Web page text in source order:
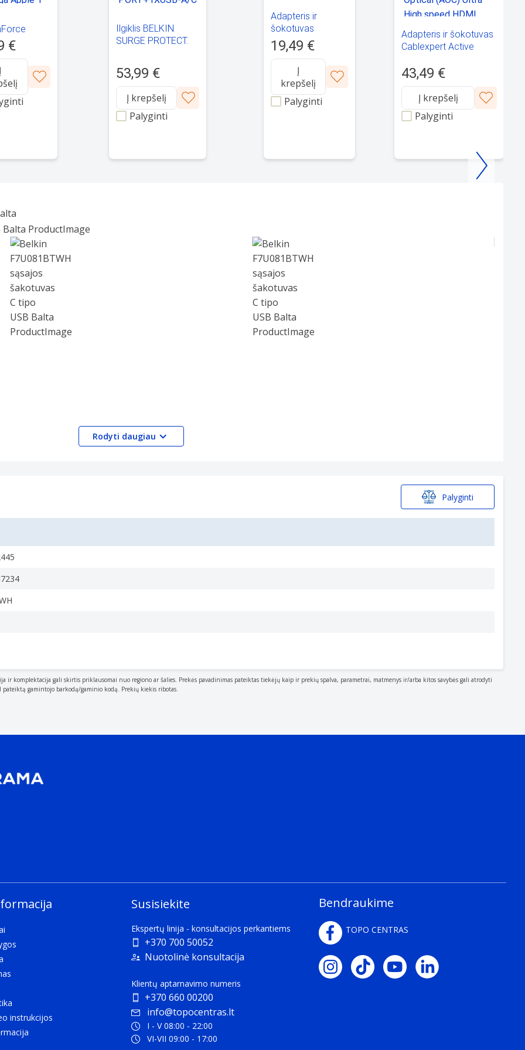
Apple 1
€
Į
Ilgiklis BELKIN
SURGE PROTECT.
PORT+1XUSB-A/C
900J
53,99 €
Į krepšelį
Palyginti
Adapteris ir
šokotuvas
Goobay
19,49 €
Į
krepšelį
Palyginti
Adapteris ir šokotuvas
Cablexpert Active
High speed HDMI
cable with Ethernet
AOC
43,49 €
Į krepšelį
Palyginti
with a driver.
equipment can be connected.
cases, writing data to and from a memory card.
Plug and play is hardware or software that, after being installed ("plugged in"), can immediately be used
requires configuration.
5th Gen iPad Pro (12.9”) 3rd Gen iPad Pro (11") 2nd Gen iPad Pro (12.9") 4th Gen iPad mini 6th Gen Google
Galaxy S21 Series Galaxy S22 Series Galaxy S23 Galaxy S23 Plus Galaxy S23 Ultra Galaxy Z Fold 2 5G Galaxy Z
side.
Rodyti daugiau
Palyginti
komplektacija gali skirtis priklausomai nuo regiono ar šalies. Prekės pavadinimas pateiktas tiekėjų kaip ir prekių spalva, parametrai, matmenys ir/arba kitos savybės gali atrodyti
gamintojo barkodą/gaminio kodą. Prekių kiekis ribotas.
instrukcijos
Susisiekite
Ekspertų linija - konsultacijos perkantiems
+370 700 50052
Nuotolinė konsultacija
Klientų aptarnavimo numeris
+370 660 00200
info@topocentras.lt
I - V 08:00 - 22:00
VI-VII 09:00 - 17:00
Bendraukime
TOPO CENTRAS